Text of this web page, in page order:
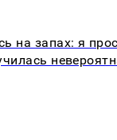
на запах: я